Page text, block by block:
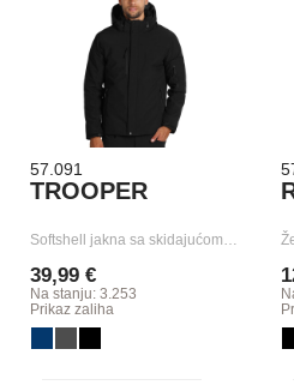
57.091
TROOPER
Softshell jakna sa skidajućom…
39,99 €
Na stanju: 3.253
Prikaz zaliha